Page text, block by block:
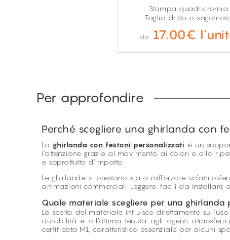
Stampa quadricromia
Taglio dritto o
da 17.00€
Per approfondire
Perché scegliere una ghirlanda con
La ghirlanda con festoni personalizzati è un
l’attenzione grazie al movimento, ai colori e alla
e soprattutto d’impatto.
Le ghirlande si prestano sia a rafforzare
animazioni commerciali. Leggere, facili da
Quale materiale scegliere per una ghirlanda
La scelta del materiale influisce direttamente
durabilità e all’ottima tenuta agli agenti
certificata M1, caratteristica essenziale per alcuni